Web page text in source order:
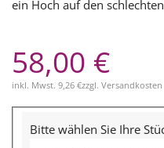
ein Hoch auf den
58,00 €
inkl. Mwst. 9,26 €zzgl. Versandkosten
Bitte wählen Sie Ihre